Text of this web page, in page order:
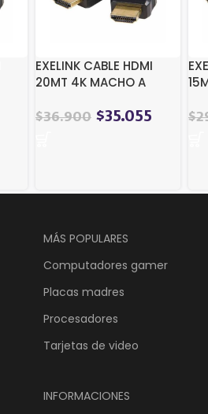
EXELINK CABLE HDMI
20MT 4K MACHO A
$36.900 $35.055 $
MÁS POPULARES
Computadores gamer
Placas madres
Procesadores
Tarjetas de video
INFORMACIONES